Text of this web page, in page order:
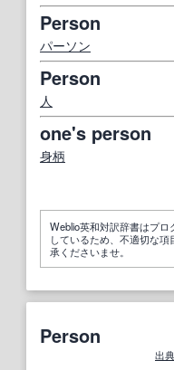
Person
パーソン
Person
人
one's person
身柄
Weblio英和対訳辞書はプ
しているため、不適切な
承くださいませ。
Person
出典